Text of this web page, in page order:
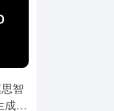
智
成模